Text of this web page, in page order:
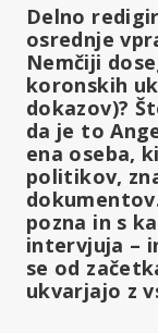
Delno
osrednje
Nemčiji
koronskih
dokazov)?
da je to
ena oseba,
politikov,
pozna in s
intervjuja –
se od
ukvarjajo z